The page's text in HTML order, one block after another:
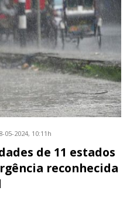
2024, 10:11h
de 11 estados
reconhecida